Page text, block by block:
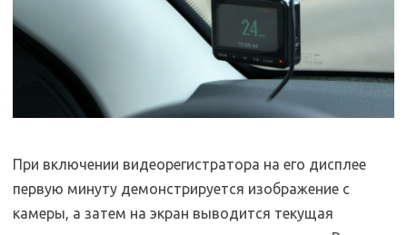
При включении видеорегистратора на его дисплее
первую минуту демонстрируется изображение с
камеры, а затем на экран выводится текущая